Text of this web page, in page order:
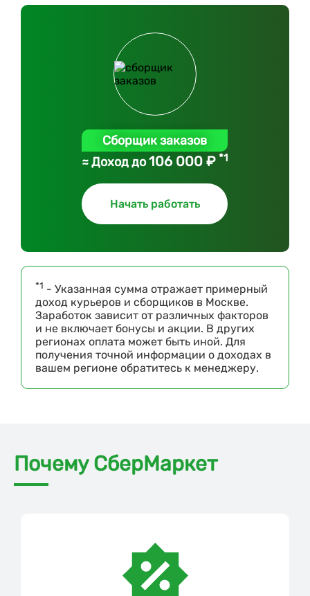
Сборщик заказов
≈ Доход до106 000 ₽ *1
Начать работать
*1 - Указанная сумма отражает примерный
доход курьеров и сборщиков в Москве.
Заработок зависит от различных факторов
и не включает бонусы и акции. В других
регионах оплата может быть иной. Для
получения точной информации о доходах в
вашем регионе обратитесь к менеджеру.
Почему СберМаркет